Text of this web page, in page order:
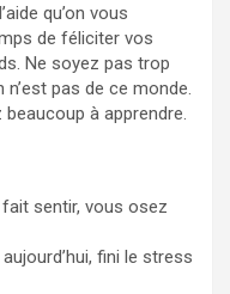
qu’on vous
de féliciter vos
Ne soyez pas trop
pas de ce monde.
à apprendre.
sentir, vous osez
fini le stress